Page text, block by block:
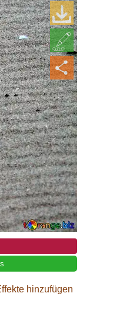
hinzufügen